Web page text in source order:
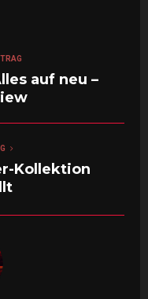
auf neu –
Kollektion